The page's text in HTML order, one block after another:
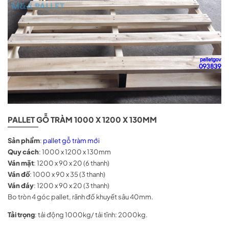
Email:anh.nguyenquynh86@gmail.com
PALLET GỖ TRÀM 1000 X 1200 X 130MM
Sản phẩm: pallet gỗ tràm mới
Quy cách: 1000 x 1200 x 130mm
Ván mặt: 1200 x 90 x 20 (6 thanh)
Ván đố: 1000 x 90 x 35 (3 thanh)
Ván đáy: 1200 x 90 x 20 (3 thanh)
Bo tròn 4 góc pallet, rãnh đố khuyết sâu 40mm.
Tải trọng: tải động 1000kg/ tải tĩnh: 2000kg.